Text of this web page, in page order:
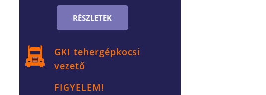
RÉSZLETEK
GKI tehergépkocsi
vezető
FIGYELEM!